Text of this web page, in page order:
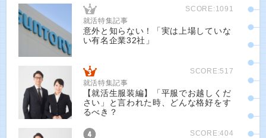
SCORE:1091
就活特集記事
意外と知らない！「実は上場していな
い有名企業32社」
SCORE:517
就活特集記事
【就活生服装編】「平服でお越しくだ
さい」と言われた時、どんな格好をす
るべき？
SCORE:404